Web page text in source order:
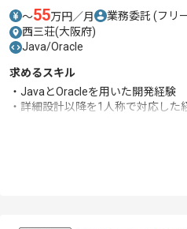
〜55万円／月 業務委託 (フリ
西三荘(大阪府)
Java/Oracle
求めるスキル
・JavaとOracleを用いた開発経験
・詳細設計以降を1人称で対応した